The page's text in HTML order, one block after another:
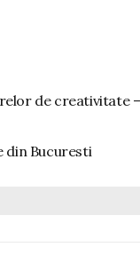
de creativitate
din Bucuresti